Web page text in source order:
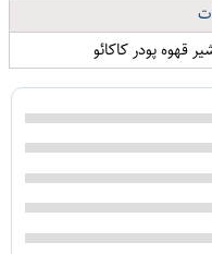
قهوه پودر کاکائو